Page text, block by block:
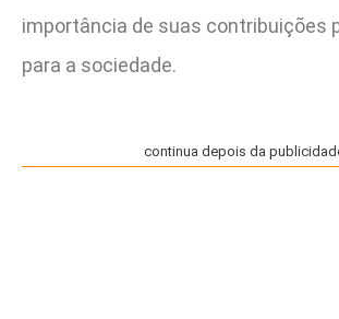
importância de suas contribuições
para a sociedade.
continua depois da